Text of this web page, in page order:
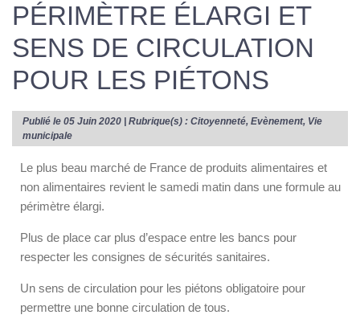
PÉRIMÈTRE ÉLARGI ET
SENS DE CIRCULATION
POUR LES PIÉTONS
Publié le 05 Juin 2020 | Rubrique(s) : Citoyenneté, Evènement, Vie
municipale
Le plus beau marché de France de produits alimentaires et
non alimentaires revient le samedi matin dans une formule au
périmètre élargi.
Plus de place car plus d’espace entre les bancs pour
respecter les consignes de sécurités sanitaires.
Un sens de circulation pour les piétons obligatoire pour
permettre une bonne circulation de tous.